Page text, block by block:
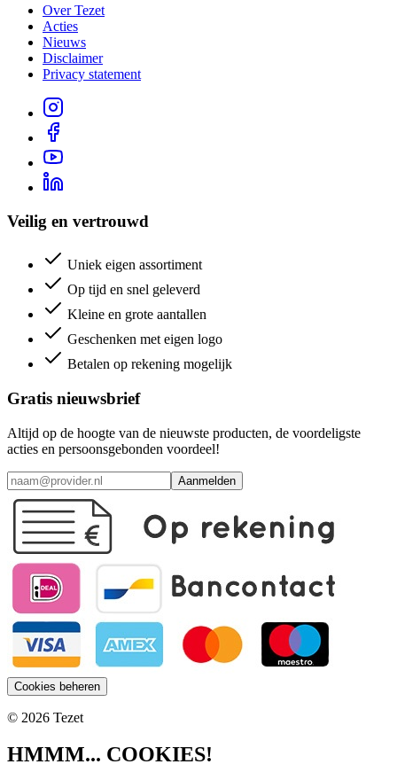
Over Tezet
Acties
Nieuws
Disclaimer
Privacy statement
Veilig en vertrouwd
Uniek eigen assortiment
Op tijd en snel geleverd
Kleine en grote aantallen
Geschenken met eigen logo
Betalen op rekening mogelijk
Gratis nieuwsbrief
Altijd op de hoogte van de nieuwste producten, de voordeligste
acties en persoonsgebonden voordeel!
Aanmelden
Cookies beheren
© 2026 Tezet
HMMM... COOKIES!